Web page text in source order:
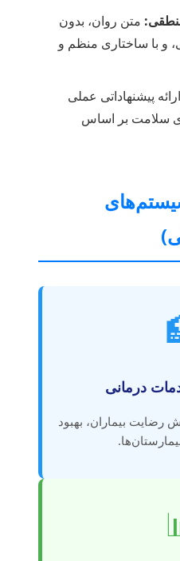
متن روان، بدون
و با ساختاری منظم و
ارائه پیشنهاداتی عملی
سلامت بر اساس
درمانی
رضایت بیماران، بهبود